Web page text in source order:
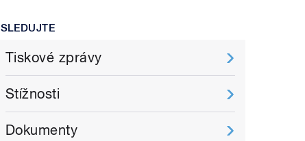
SLEDUJTE
Tiskové zprávy
Stížnosti
Dokumenty